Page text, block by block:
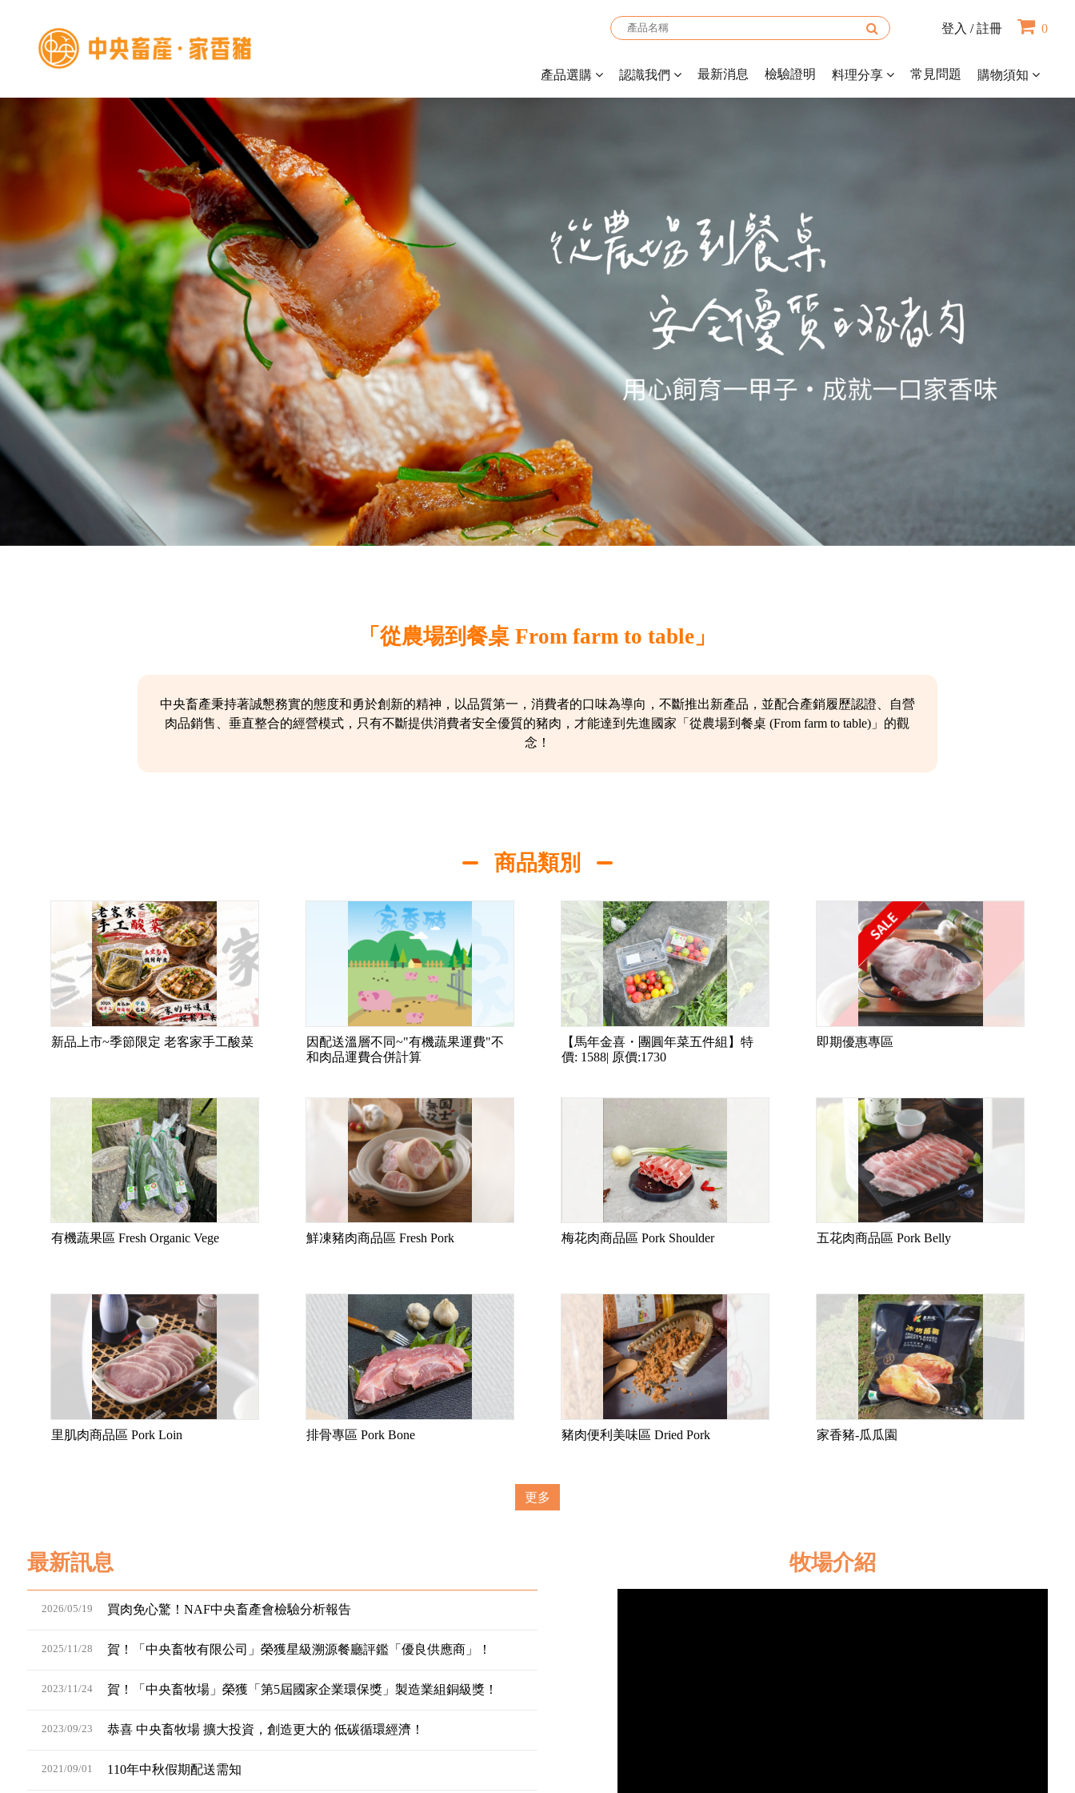
登入 /註冊 0
產品選購 認識我們 最新消息 檢驗證明 料理分享 常見問題 購物須知
「從農場到餐桌 From farm to table」
中央畜產秉持著誠懇務實的態度和勇於創新的精神，以品質第一，消費者的口味為導向，不斷推出新產品，並配合產銷履歷認證、自營
肉品銷售、垂直整合的經營模式，只有不斷提供消費者安全優質的豬肉，才能達到先進國家「從農場到餐桌 (From farm to table)」的觀
念！
商品類別
新品上市~季節限定 老客家手工酸菜
因配送溫層不同~"有機蔬果運費"不
和肉品運費合併計算
【馬年金喜・團圓年菜五件組】特
價: 1588| 原價:1730
即期優惠專區
有機蔬果區 Fresh Organic Vege 鮮凍豬肉商品區 Fresh Pork 梅花肉商品區 Pork Shoulder 五花肉商品區 Pork Belly
里肌肉商品區 Pork Loin 排骨專區 Pork Bone 豬肉便利美味區 Dried Pork 家香豬-瓜瓜園
更多
最新訊息
2026/05/19 買肉免心驚！NAF中央畜產會檢驗分析報告
2025/11/28 賀！「中央畜牧有限公司」榮獲星級溯源餐廳評鑑「優良供應商」！
2023/11/24 賀！「中央畜牧場」榮獲「第5屆國家企業環保獎」製造業組銅級獎！
2023/09/23 恭喜 中央畜牧場 擴大投資，創造更大的 低碳循環經濟！
2021/09/01 110年中秋假期配送需知
牧場介紹